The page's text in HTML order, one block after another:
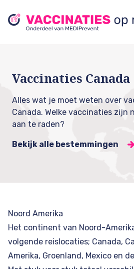
Vaccinaties Canada
Alles wat je moet weten over
Canada. Welke vaccinaties zijn
aan te raden?
Bekijk alle bestemmingen
Noord Amerika
Het continent van Noord-
volgende reislocaties; Canada,
Amerika, Groenland, Mexico en